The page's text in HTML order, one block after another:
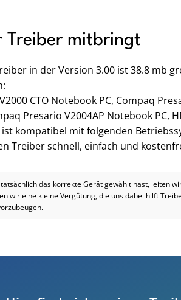
Treiber mitbringt
in der Version 3.00 ist 38.8 mb
CTO Notebook PC, Compaq
Presario V2004AP Notebook PC,
kompatibel mit folgenden
Treiber schnell, einfach und
das korrekte Gerät gewählt hast, leiten
wir eine kleine Vergütung, die uns dabei hilft